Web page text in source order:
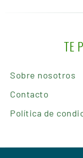
TE
Sobre nosotros
Contacto
Política de